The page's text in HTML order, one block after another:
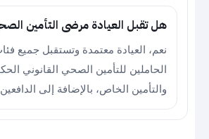
هل تقبل العيادة مرضى التأمين
نعم، العيادة معتمدة وتستقبل جميع
والتأمين الخاص، بالإضافة إلى الدافعين